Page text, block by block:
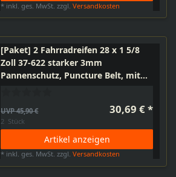
* inkl. ges. MwSt. zzgl.Versandkosten
[Paket] 2 Fahrradreifen 28 x 1 5/8
Zoll 37-622 starker 3mm
Pannenschutz, Puncture Belt, mit
UVP 45,90 € 30,69 € *
2 Stück
Artikel anzeigen
* inkl. ges. MwSt. zzgl.Versandkosten